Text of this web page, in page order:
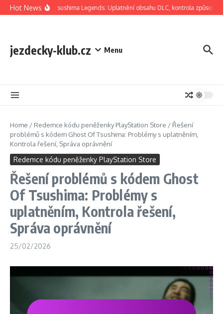
Skip to content
Hot News
Ghost Of Tsushima Legends: Uplatnění obsahu DLC, kontrola
jezdecky-klub.cz Menu
Home / Redemce kódu peněženky PlayStation Store / Řešení
problémů s kódem Ghost Of Tsushima: Problémy s uplatněním,
Kontrola řešení, Správa oprávnění
Redemce kódu peněženky PlayStation Store
Řešení problémů s kódem Ghost
Of Tsushima: Problémy s
uplatněním, Kontrola řešení,
Správa oprávnění
25/02/2026